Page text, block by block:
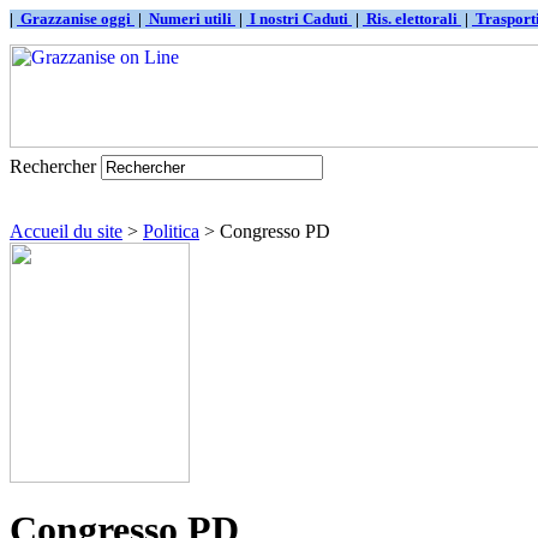
| Grazzanise oggi | Numeri utili | I nostri Caduti | Ris. elettorali |
Rechercher
Accueil du site > Politica > Congresso PD